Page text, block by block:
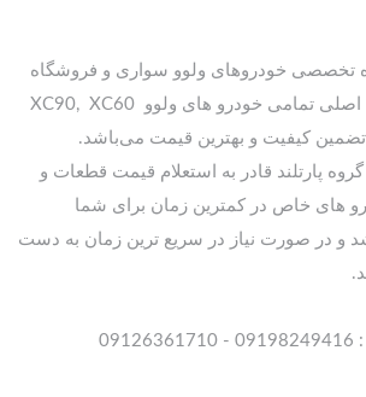
تخصصی خودروهای ولوو سواری و فروشگاه
قطعات و لوازم یدکی اصلی تمامی خودرو های ولوو XC90, XC60
پارتلند قادر به استعلام قیمت قطعات و
های خاص در کمترین زمان برای شما
و در صورت نیاز در سریع ترین زمان به دست